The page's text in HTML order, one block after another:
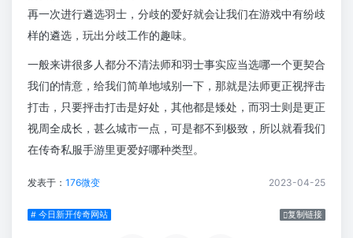
再一次进行遴选羽士，分歧的爱好就会让我们在游戏中有纷歧
样的遴选，玩出分歧工作的趣味。
一般来讲很多人都分不清法师和羽士事实应当选哪一个更契合
我们的情意，给我们简单地域别一下，那就是法师更正视抨击
打击，只要抨击打击是好处，其他都是矮处，而羽士则是更正
视周全成长，甚么城市一点，可是都不到极致，所以就看我们
在传奇私服手游里更爱好哪种类型。
发表于： 176微变 2023-04-25
# 今日新开传奇网站 复制链接